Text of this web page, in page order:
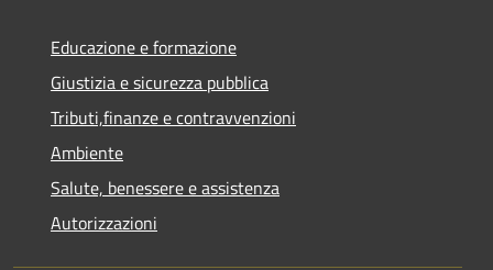
Educazione e formazione
Giustizia e sicurezza pubblica
Tributi,finanze e contravvenzioni
Ambiente
Salute, benessere e assistenza
Autorizzazioni